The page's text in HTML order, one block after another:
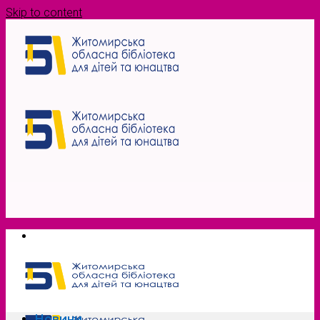
Skip to content